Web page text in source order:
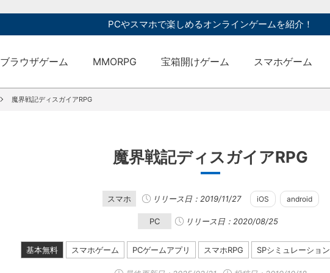
PCやスマホで楽しめるオンラインゲームを紹介！
ブラウザゲーム MMORPG 宝箱開けゲーム スマホゲーム
魔界戦記ディスガイアRPG
魔界戦記ディスガイアRPG
スマホ リリース日：2019/11/27 iOS android
PC リリース日：2020/08/25
基本無料 スマホゲーム PCゲームアプリ スマホRPG SPシミュレーション